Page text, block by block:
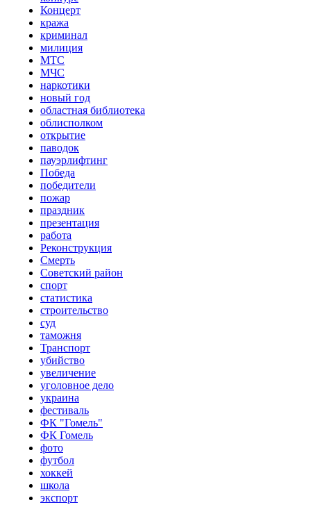
Концерт
кража
криминал
милиция
МТС
МЧС
наркотики
новый год
областная библиотека
облисполком
открытие
паводок
пауэрлифтинг
Победа
победители
пожар
праздник
презентация
работа
Реконструкция
Смерть
Советский район
спорт
статистика
строительство
суд
таможня
Транспорт
убийство
увеличение
уголовное дело
украина
фестиваль
ФК "Гомель"
ФК Гомель
фото
футбол
хоккей
школа
экспорт